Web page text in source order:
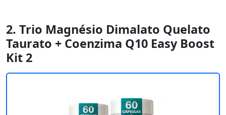
2. Trio Magnésio Dimalato Quelato
Taurato + Coenzima Q10 Easy Boost
Kit 2